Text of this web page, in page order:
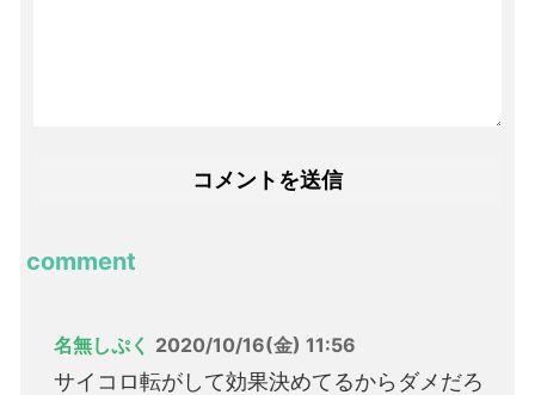
comment
名無しぷく 2020/10/16(金) 11:56
サイコロ転がして効果決めてるからダメだろ